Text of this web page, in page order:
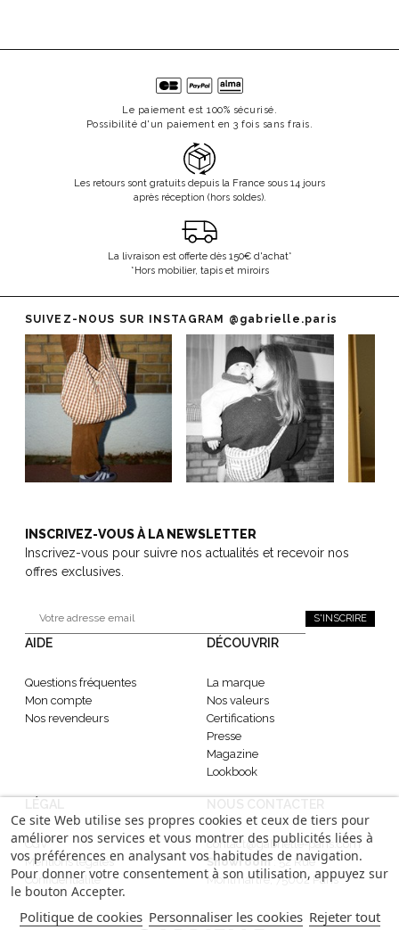
Le paiement est 100% sécurisé.
Possibilité d'un paiement en 3 fois sans frais.
Les retours sont gratuits depuis la France sous 14 jours
après réception (hors soldes).
La livraison est offerte dès 150€ d'achat*
*Hors mobilier, tapis et miroirs
SUIVEZ-NOUS SUR INSTAGRAM @gabrielle.paris
INSCRIVEZ-VOUS À LA NEWSLETTER
Inscrivez-vous pour suivre nos actualités et recevoir nos
offres exclusives.
S'INSCRIRE
AIDE
Questions fréquentes
Mon compte
Nos revendeurs
DÉCOUVRIR
La marque
Nos valeurs
Certifications
Presse
Magazine
Lookbook
CGV
Mentions légales
Confidentialité
contact@gabrielle-paris.com
Showroom: 52 Rue
Montmartre, 75002 Paris
Ce site Web utilise ses propres cookies et ceux de tiers pour
améliorer nos services et vous montrer des publicités liées à
vos préférences en analysant vos habitudes de navigation.
Pour donner votre consentement à son utilisation, appuyez sur
le bouton Accepter.
Politique de cookies Personnaliser les cookies Rejeter tout